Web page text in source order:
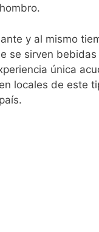
y al mismo
se sirven
única
locales de este